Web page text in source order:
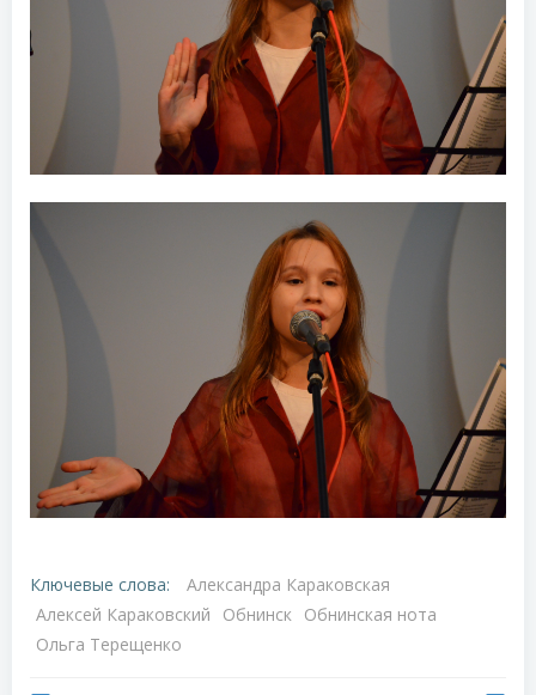
Ключевые слова:
Александра Караковская
Алексей Караковский
Обнинск
Обнинская нота
Ольга Терещенко